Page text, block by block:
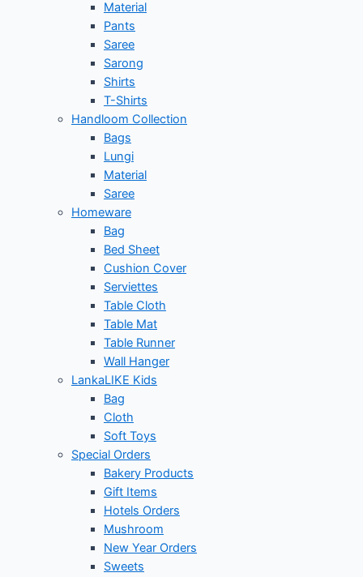
Material
Pants
Saree
Sarong
Shirts
T-Shirts
Handloom Collection
Bags
Lungi
Material
Saree
Homeware
Bag
Bed Sheet
Cushion Cover
Serviettes
Table Cloth
Table Mat
Table Runner
Wall Hanger
LankaLIKE Kids
Bag
Cloth
Soft Toys
Special Orders
Bakery Products
Gift Items
Hotels Orders
Mushroom
New Year Orders
Sweets